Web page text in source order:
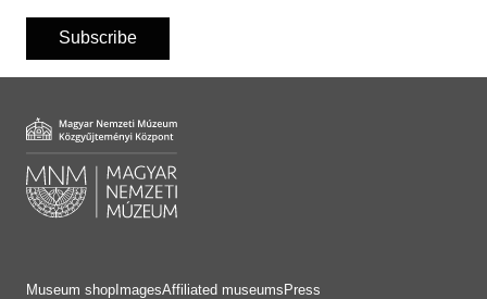
Subscribe
Museum shop ImagesAffiliated museums Press